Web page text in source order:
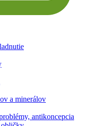
a minerálov
antikoncepcia